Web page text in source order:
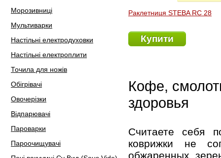
Морозивниці
Мультиварки
Настільні електродуховки
Настільні електроплити
Точила для ножів
Обігрівачі
Овочерізки
Відпарювачі
Пароварки
Пароочищувачі
Раклетниця STEBA RC 28
Купити
Кофе,
здоровья
Считаете себя
коврижки не
обжаренных